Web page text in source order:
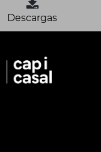
Descargas